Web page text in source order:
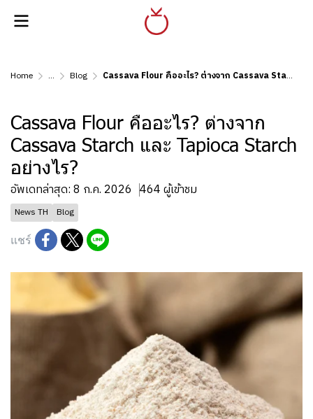
Home ... Blog Cassava Flour คืออะไร? ต่างจาก Cassava Starch และ Tapioca Starch อย่างไร?
Cassava Flour คืออะไร? ต่างจาก
Cassava Starch และ Tapioca Starch
อย่างไร?
อัพเดทล่าสุด: 8 ก.ค. 2026 464 ผู้เข้าชม
News TH Blog
แชร์